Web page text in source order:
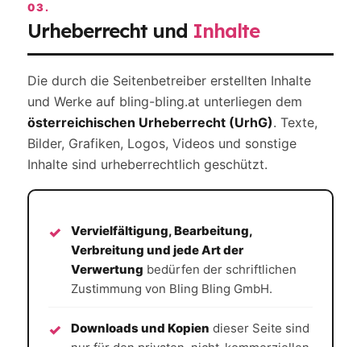
03.
Urheberrecht und Inhalte
Die durch die Seitenbetreiber erstellten Inhalte
und Werke auf bling-bling.at unterliegen dem
österreichischen Urheberrecht (UrhG). Texte,
Bilder, Grafiken, Logos, Videos und sonstige
Inhalte sind urheberrechtlich geschützt.
Vervielfältigung, Bearbeitung,
Verbreitung und jede Art der
Verwertung bedürfen der schriftlichen
Zustimmung von Bling Bling GmbH.
Downloads und Kopien dieser Seite sind